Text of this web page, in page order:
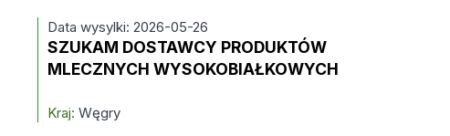
Data wysylki: 2026-05-26
SZUKAM DOSTAWCY PRODUKTÓW
MLECZNYCH WYSOKOBIAŁKOWYCH
Kraj: Węgry